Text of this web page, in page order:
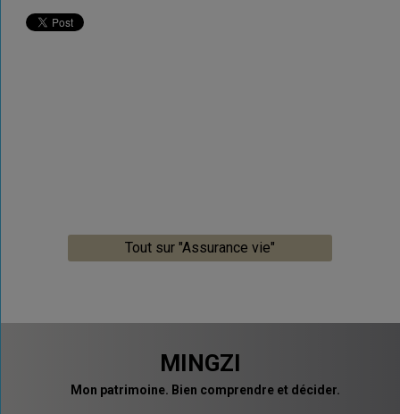
Tout sur "Assurance vie"
MINGZI
Mon patrimoine. Bien comprendre et décider.